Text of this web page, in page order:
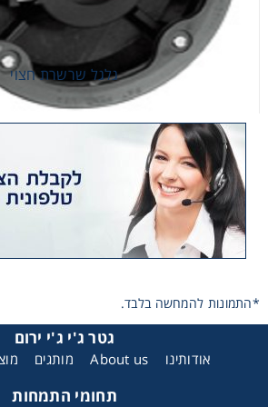
גלגל שרשרת חצוי
*התמונות להמחשה בלבד.
גטר ג'י ג'י ירום
אודותינו About us מותגים
תחומי התמחות
גלגל שרשרת חצוי